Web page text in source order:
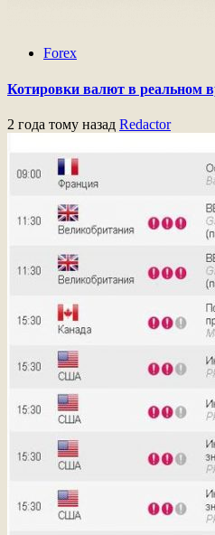
Forex
Котировки валют в реальном
2 года тому назад Redactor